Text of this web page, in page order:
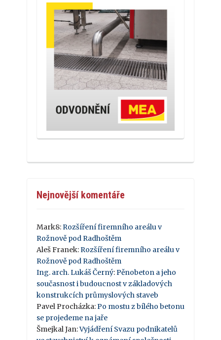
Nejnovější komentáře
Mark8: Rozšíření firemního areálu v
Rožnově pod Radhoštěm
Aleš Franek: Rozšíření firemního areálu v
Rožnově pod Radhoštěm
Ing. arch. Lukáš Černý: Pěnobeton a jeho
současnost i budoucnost v základových
konstrukcích průmyslových staveb
Pavel Procházka: Po mostu z bílého betonu
se projedeme na jaře
Šmejkal Jan:Vyjádření Svazu podnikatelů